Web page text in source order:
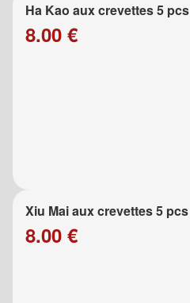
Ha Kao aux crevettes 5 pcs
8.00 €
Xiu Mai aux crevettes 5 pcs
8.00 €